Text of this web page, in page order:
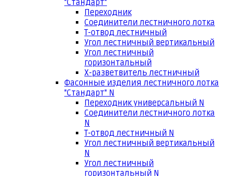
"Стандарт"
Переходник
Соединители лестничного лотка
Т-отвод лестничный
Угол лестничный вертикальный
Угол лестничный
горизонтальный
Х-разветвитель лестничный
Фасонные изделия лестничного лотка
"Стандарт" N
Переходник универсальный N
Соединители лестничного лотка
N
Т-отвод лестничный N
Угол лестничный вертикальный
N
Угол лестничный
горизонтальный N